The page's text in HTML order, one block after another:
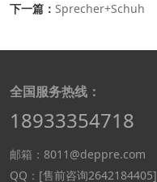
下一篇： Sprecher+Schuh
全国服务热线：
18933354718
邮箱：8011@deppre.com
QQ： [售前咨询2642184405]